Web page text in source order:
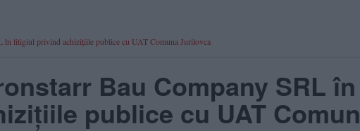
în litigiul privind achizițiile publice cu UAT Comuna Jurilovca
Bau Company SRL în
publice cu UAT